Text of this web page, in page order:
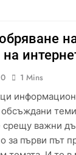
0 1 Mins
обсъждани
срещу важни
за първи път